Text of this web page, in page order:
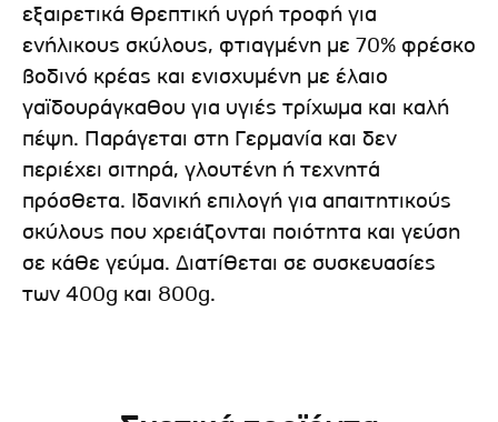
εξαιρετικά θρεπτική υγρή τροφή για
ενήλικους σκύλους, φτιαγμένη με 70% φρέσκο
βοδινό κρέας και ενισχυμένη με έλαιο
γαϊδουράγκαθου για υγιές τρίχωμα και καλή
πέψη. Παράγεται στη Γερμανία και δεν
περιέχει σιτηρά, γλουτένη ή τεχνητά
πρόσθετα. Ιδανική επιλογή για απαιτητικούς
σκύλους που χρειάζονται ποιότητα και γεύση
σε κάθε γεύμα. Διατίθεται σε συσκευασίες
των 400g και 800g.